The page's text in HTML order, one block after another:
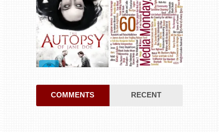
COMMENTS RECENT